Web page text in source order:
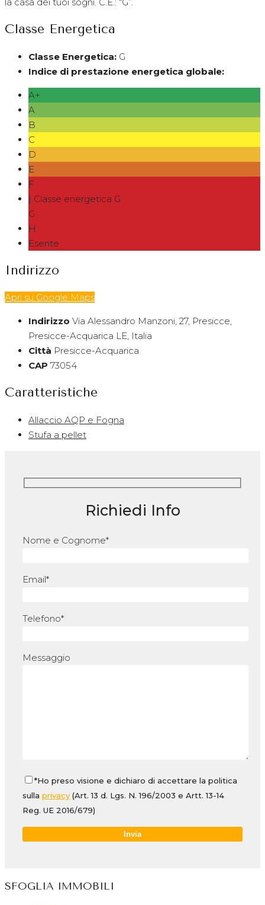
Classe Energetica
Classe Energetica: G
Indice di prestazione energetica globale:
A+
A
B
C
D
E
F
| Classe energetica G
G
H
Esente
Indirizzo
Apri su Google Maps
Indirizzo Via Alessandro Manzoni, 27, Presicce,
Presicce-Acquarica LE, Italia
Città Presicce-Acquarica
CAP 73054
Caratteristiche
Allaccio AQP e Fogna
Stufa a pellet
Richiedi Info
Nome e Cognome*
Email*
Telefono*
Messaggio
*Ho preso visione e dichiaro di accettare la politica
sulla privacy (Art. 13 d. Lgs. N. 196/2003 e Artt. 13-14
Reg. UE 2016/679)
SFOGLIA IMMOBILI